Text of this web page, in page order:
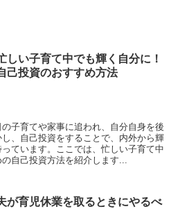
しい子育て中でも輝く自分に！
己投資のおすすめ方法
子育てや家事に追われ、自分自身を後
、自己投資をすることで、内外から輝
ています。ここでは、忙しい子育て中
自己投資方法を紹介します...
が育児休業を取るときにやるべ